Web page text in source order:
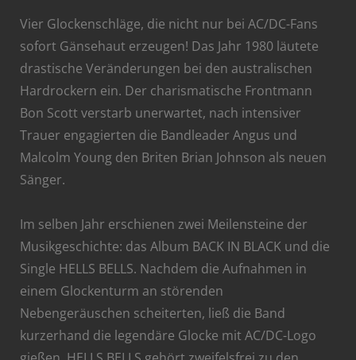
Vier Glockenschläge, die nicht nur bei AC/DC-Fans
sofort Gänsehaut erzeugen! Das Jahr 1980 läutete
drastische Veränderungen bei den australischen
Hardrockern ein. Der charismatische Frontmann
Bon Scott verstarb unerwartet, nach intensiver
Trauer engagierten die Bandleader Angus und
Malcolm Young den Briten Brian Johnson als neuen
Sänger.
Im selben Jahr erschienen zwei Meilensteine der
Musikgeschichte: das Album BACK IN BLACK und die
Single HELLS BELLS. Nachdem die Aufnahmen in
einem Glockenturm an störenden
Nebengeräuschen scheiterten, ließ die Band
kurzerhand die legendäre Glocke mit AC/DC-Logo